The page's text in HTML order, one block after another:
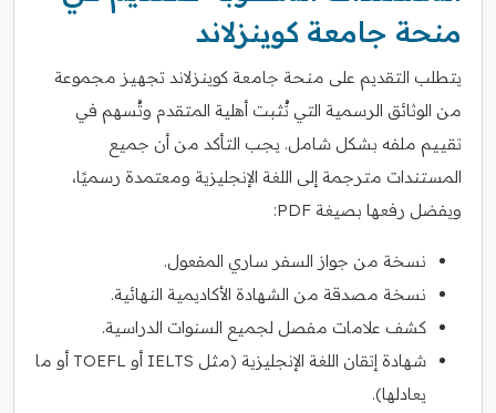
منحة جامعة كوينزلاند
يتطلب التقديم على منحة جامعة كوينزلاند تجهيز مجموعة
من الوثائق الرسمية التي تُثبت أهلية المتقدم وتُسهم في
تقييم ملفه بشكل شامل. يجب التأكد من أن جميع
المستندات مترجمة إلى اللغة الإنجليزية ومعتمدة رسميًا،
ويفضل رفعها بصيغة PDF:
نسخة من جواز السفر ساري المفعول.
نسخة مصدقة من الشهادة الأكاديمية النهائية.
كشف علامات مفصل لجميع السنوات الدراسية.
شهادة إتقان اللغة الإنجليزية (مثل IELTS أو TOEFL أو ما
يعادلها).